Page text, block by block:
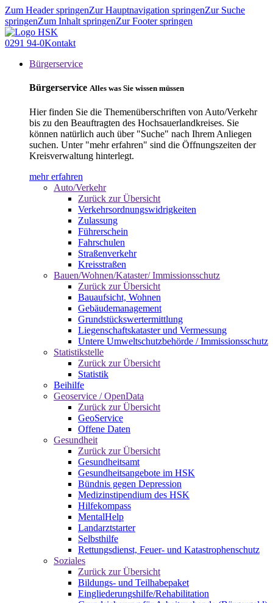
Zum Header springenZur Hauptnavigation springenZur Suche
springenZum Inhalt springenZur Footer springen
0291 94-0Kontakt
Bürgerservice
Bürgerservice Alles was Sie wissen müssen
Hier finden Sie die Themenüberschriften von Auto/Verkehr
bis zu den Beauftragten des Hochsauerlandkreises. Sie
können natürlich auch über "Suche" nach Ihrem Anliegen
suchen. Unter "mehr erfahren" sind die Öffnungszeiten der
Kreisverwaltung hinterlegt.
mehr erfahren
Auto/Verkehr
Zurück zur Übersicht
Verkehrsordnungswidrigkeiten
Zulassung
Führerschein
Fahrschulen
Straßenverkehr
Kreisstraßen
Bauen/Wohnen/Kataster/ Immissionsschutz
Zurück zur Übersicht
Bauaufsicht, Wohnen
Gebäudemanagement
Grundstückswertermittlung
Liegenschaftskataster und Vermessung
Untere Umweltschutzbehörde / Immissionsschutz
Statistikstelle
Zurück zur Übersicht
Statistik
Beihilfe
Geoservice / OpenData
Zurück zur Übersicht
GeoService
Offene Daten
Gesundheit
Zurück zur Übersicht
Gesundheitsamt
Gesundheitsangebote im HSK
Bündnis gegen Depression
Medizinstipendium des HSK
Hilfekompass
MentalHelp
Landarztstarter
Selbsthilfe
Rettungsdienst, Feuer- und Katastrophenschutz
Soziales
Zurück zur Übersicht
Bildungs- und Teilhabepaket
Eingliederungshilfe/Rehabilitation